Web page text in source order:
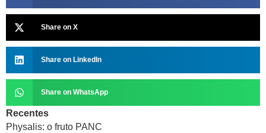
Share on X
Share on LinkedIn
Share on WhatsApp
Recentes
Physalis: o fruto PANC